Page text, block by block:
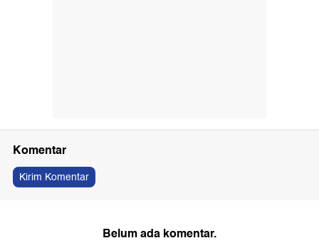
Komentar
Kirim Komentar
Belum ada komentar.